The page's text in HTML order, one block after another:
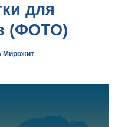
для
(ФОТО)
Мирожит